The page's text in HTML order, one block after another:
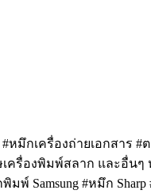
หมึกเครื่องถ่ายเอกสาร
ครื่องพิมพ์สลาก และอื่น
พ์ Samsung #หมึก Sharp